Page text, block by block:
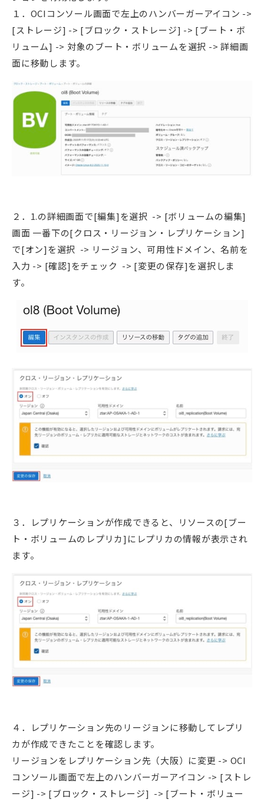
１．OCIコンソール画面で左上のハンバーガーアイコン ->
[ストレージ] -> [ブロック・ストレージ] -> [ブート・ボ
リューム] -> 対象のブート・ボリュームを選択 -> 詳細画
面に移動します。
２．1.の詳細画面で[編集]を選択 -> [ボリュームの編集]
画面 一番下の[クロス・リージョン・レプリケーション]
で[オン]を選択 -> リージョン、可用性ドメイン、名前を
入力 -> [確認]をチェック -> [変更の保存]を選択しま
す。
３．レプリケーションが作成できると、リソースの[ブー
ト・ボリュームのレプリカ]にレプリカの情報が表示され
ます。
４．レプリケーション先のリージョンに移動してレプリ
カが作成できたことを確認します。
リージョンをレプリケーション先（大阪）に変更 -> OCI
コンソール画面で左上のハンバーガーアイコン -> [ストレ
ージ] -> [ブロック・ストレージ] -> [ブート・ボリュー